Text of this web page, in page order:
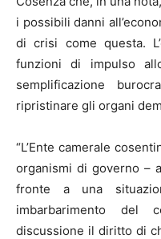
i possibili danni
di crisi come questa.
funzioni di impulso
semplificazione
ripristinare gli organi
“L’Ente camerale
organismi di governo –
fronte a una
imbarbarimento del
discussione il diritto di